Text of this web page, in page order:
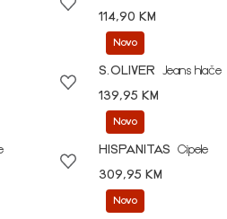
114,90 KM
Novo
S.OLIVER
Jeans hlače
139,95 KM
Novo
HISPANITAS
Cipele
309,95 KM
Novo